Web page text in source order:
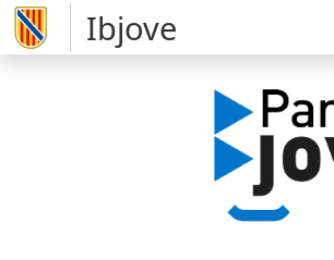
Ibjove